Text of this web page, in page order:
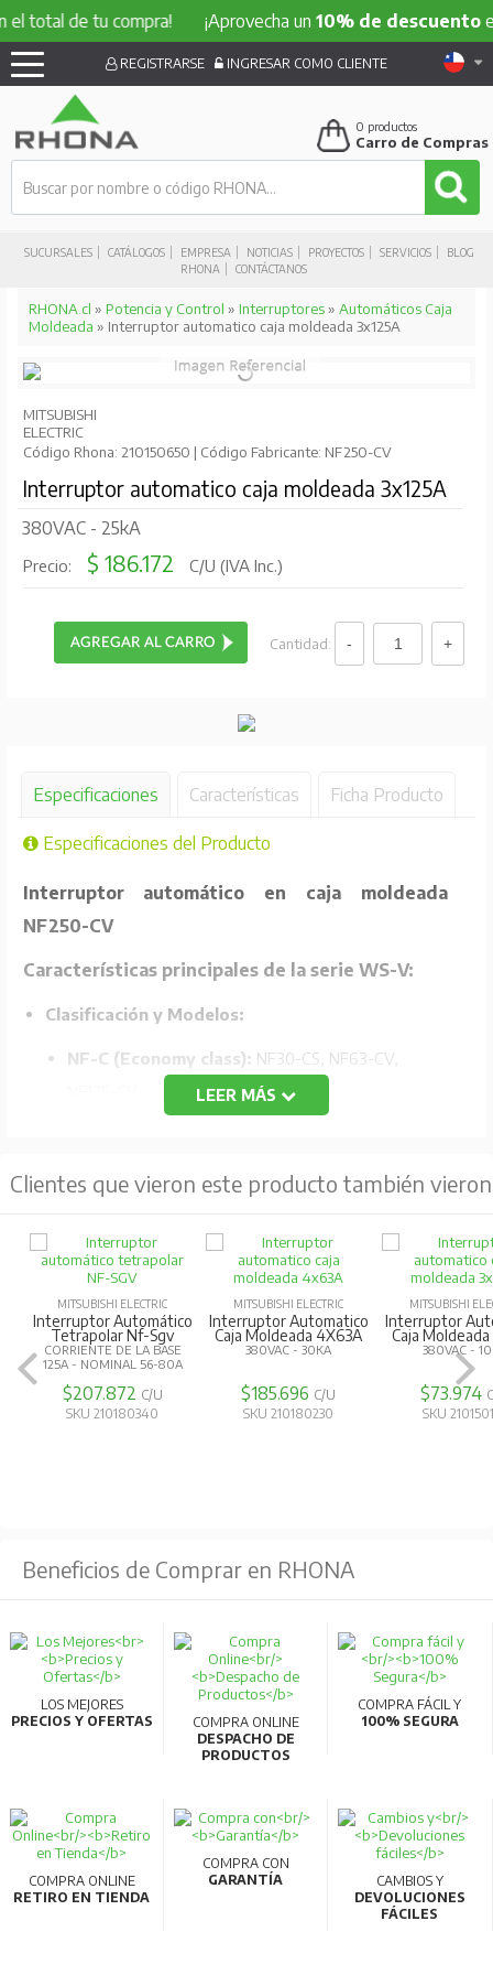
total de tu compra! ¡Aprovecha un10% de descuentoen
SUCURSALES CATÁLOGOS EMPRESA NOTICIAS PROYECTOS SERVICIOS
BLOG
RHONA
CONTÁCTANOS
REGISTRARSE INGRESAR COMO CLIENTE
0 productos
Carro de Compras
RHONA.cl » Potencia y Control » Interruptores» Automáticos Caja
Moldeada » Interruptor automatico caja moldeada 3x125A
MITSUBISHI
ELECTRIC
Código Rhona: 210150650 | Código Fabricante: NF250-CV
Interruptor automatico caja moldeada 3x125A
380VAC - 25kA
Precio: $ 186.172 C/U (IVA Inc.)
Cantidad:
Especificaciones Características Ficha Producto
Especificaciones del Producto
Interruptor automático en caja moldeada
NF250-CV
Características principales de la serie WS-V:
Clasificación y Modelos:
NF-C (Economy class): NF30-CS, NF63-CV,
NF-H/L/R (High-performance class):NF63-HV,
Tecnología de ruptura mejorada:Utiliza la
tecnología "Expanded ISTAC" para mejorar la capacidad
de ruptura y limitación de corriente.
Compacto y estandarizado:
reducción de tamaño hasta un 79% en comparación
Compatibilidad AC/DC:Los modelos de 32AF y
de especificación adicional.
Comunicaciones inteligentes:
Compatibilidad con
CC-Link para transmitir datos de medición a PC,
permitiendo la gestión energética y visualización en
termoplásticos fácilmente reciclables y cumplen con la
normativa RoHS.
Alta calidad y eficiencia:
Producidos en líneas de
LEER MÁS
Clientes que vieron este producto también vieron
MITSUBISHI ELECTRIC
Interruptor Automático
Tetrapolar Nf-Sgv
CORRIENTE DE LA BASE
125A - NOMINAL 56-80A
$207.872 C/U
SKU 210180340
MITSUBISHI ELECTRIC
Interruptor Automatico
Caja Moldeada 4X63A
380VAC - 30KA
$185.696 C/U
SKU 210180230
MITSUBISHI
Interruptor
Caja
380VAC -
$73.974
SKU
Beneficios de Comprar en RHONA
LOS MEJORES
PRECIOS Y OFERTAS
COMPRA ONLINE
DESPACHO DE
PRODUCTOS
COMPRA FÁCIL Y
100% SEGURA
COMPRA ONLINE
RETIRO EN TIENDA
COMPRA CON
GARANTÍA
CAMBIOS Y
DEVOLUCIONES
FÁCILES